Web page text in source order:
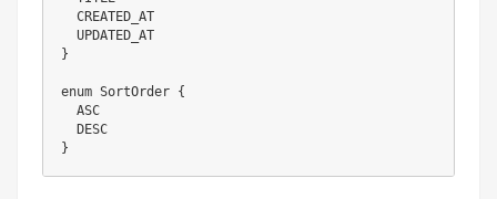
  CREATED_AT
  UPDATED_AT
}
enum SortOrder {
  ASC
  DESC